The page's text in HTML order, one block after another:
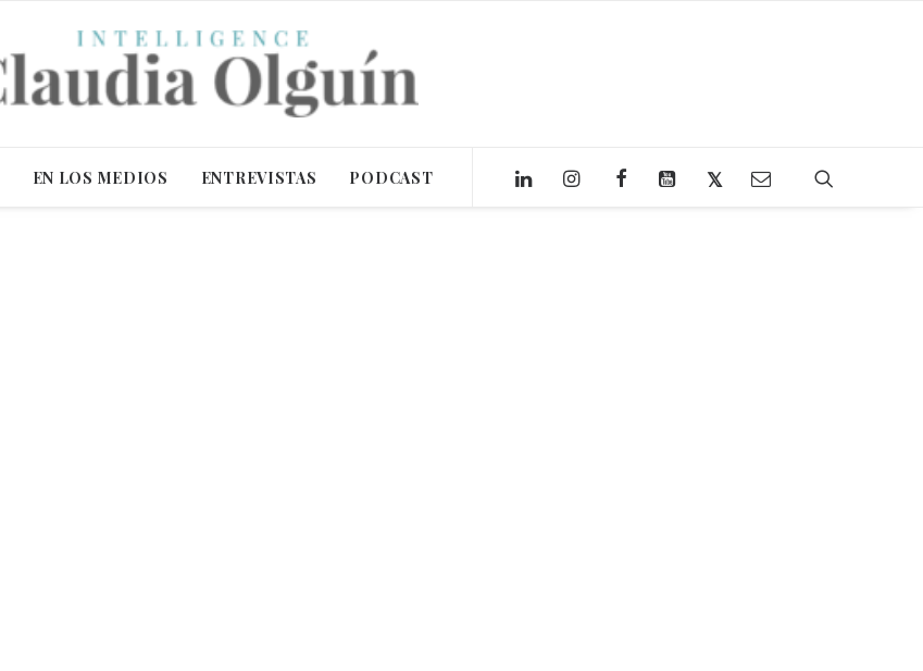
EN LOS MEDIOS ENTREVISTAS PODCAST